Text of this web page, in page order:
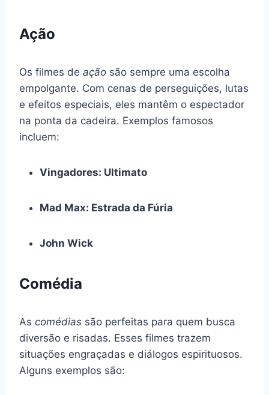
Ação
Os filmes de ação são sempre uma escolha
empolgante. Com cenas de perseguições, lutas
e efeitos especiais, eles mantêm o espectador
na ponta da cadeira. Exemplos famosos
incluem:
Vingadores: Ultimato
Mad Max: Estrada da Fúria
John Wick
Comédia
As comédias são perfeitas para quem busca
diversão e risadas. Esses filmes trazem
situações engraçadas e diálogos espirituosos.
Alguns exemplos são: